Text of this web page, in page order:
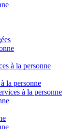
à la personne
la personne
à la personne